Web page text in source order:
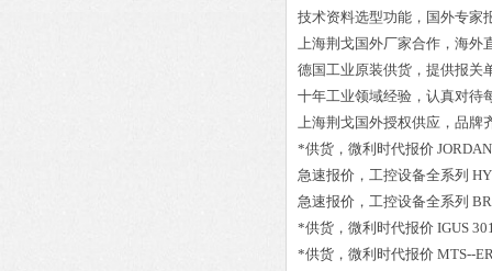
技术资料选型功能，国外专家
上海荆戈国外厂家合作，海外
德国工业原装供货，提供报关
十年工业领域经验，认真对待
上海荆戈国外授权供应，品牌
*供货，微利时代报价
急速报价，工控设备全系列
急速报价，工控设备全系列
*供货，微利时代报价 IGUS
*供货，微利时代报价 MTS--